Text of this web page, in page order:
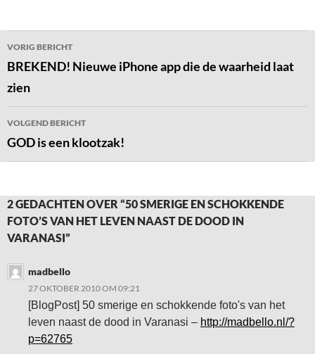
Bericht
navigatie
VORIG BERICHT
BREKEND! Nieuwe iPhone app die de waarheid laat
zien
VOLGEND BERICHT
GOD is een klootzak!
2 GEDACHTEN OVER “50 SMERIGE EN SCHOKKENDE
FOTO’S VAN HET LEVEN NAAST DE DOOD IN
VARANASI”
madbello
27 OKTOBER 2010 OM 09:21
[BlogPost] 50 smerige en schokkende foto's van het
leven naast de dood in Varanasi – http://madbello.nl/?
p=62765